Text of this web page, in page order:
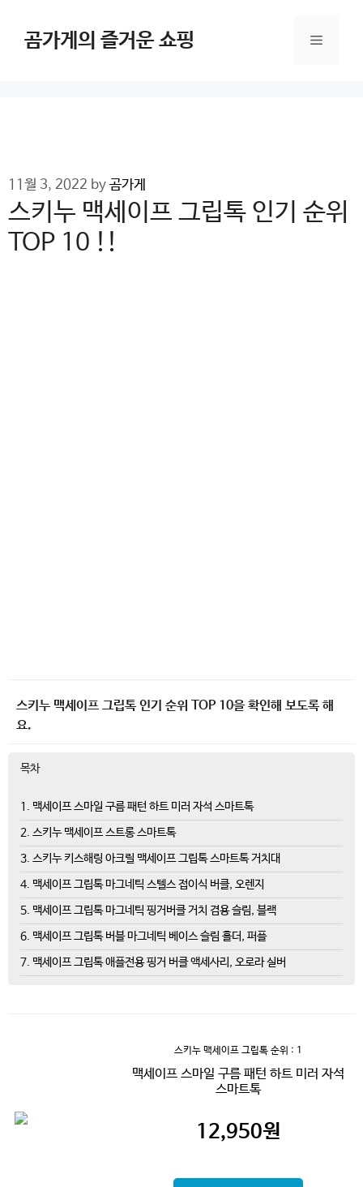
content곰가게의 즐거운 쇼핑 Menu
11월 3, 2022 by 곰가게
스키누 맥세이프 그립톡 인기 순위
TOP 10 !!
스키누 맥세이프 그립톡 인기 순위 TOP 10을 확인해 보도록 해
요.
목차
1. 맥세이프 스마일 구름 패턴 하트 미러 자석 스마트톡
2. 스키누 맥세이프 스트롱 스마트톡
3. 스키누 키스해링 아크릴 맥세이프 그립톡 스마트톡 거치대
4. 맥세이프 그립톡 마그네틱 스텔스 접이식 버클, 오렌지
5. 맥세이프 그립톡 마그네틱 핑거버클 거치 겸용 슬림, 블랙
6. 맥세이프 그립톡 버블 마그네틱 베이스 슬림 홀더, 퍼플
7. 맥세이프 그립톡 애플전용 핑거 버클 액세사리, 오로라 실버
스키누 맥세이프 그립톡 순위 : 1
맥세이프 스마일 구름 패턴 하트 미러 자석
스마트톡
12,950원